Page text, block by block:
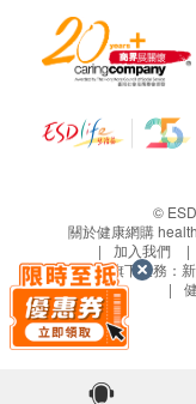
小便尿膽素
小便硝酸盬
小便酮
小便血
小便紅血球
小便皮細胞
小便黏絲
小便管型
小便晶體
小便膿細胞
費。注意：
d. 客人需自
e. 所有身
請向美邦查
進行健康檢查
跟進檢查報告
假期。 輪侯報
化驗項目所需
長。
如客人選擇
©
關於健康網購
加入我們
生活易旗下業務：